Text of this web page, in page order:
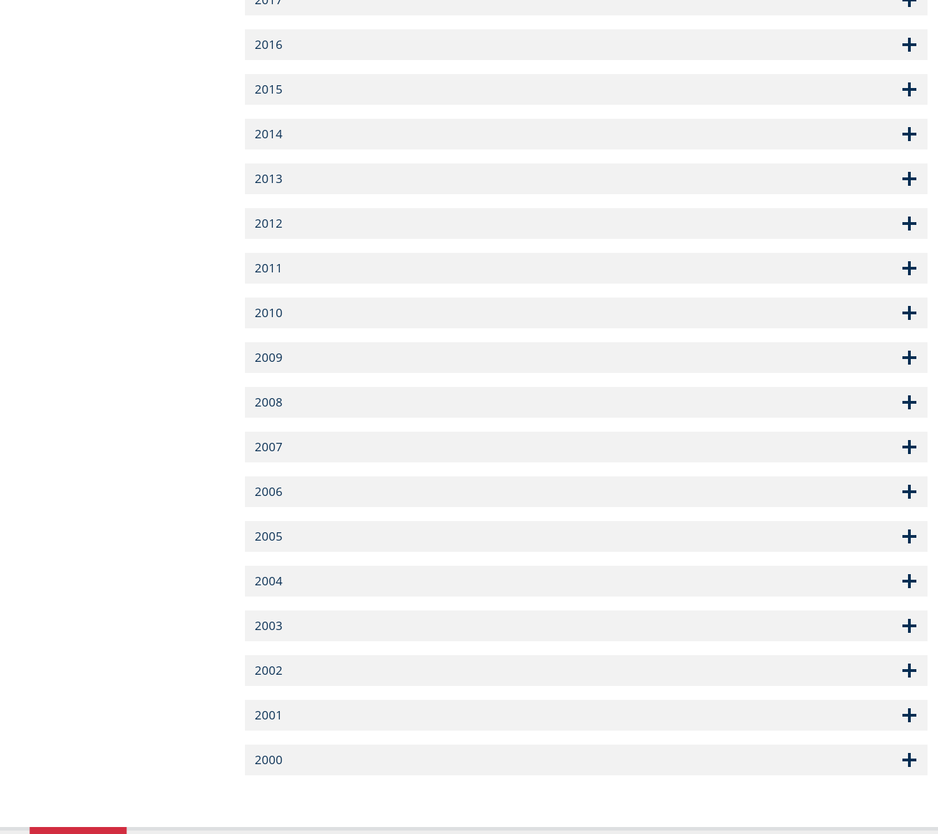
2016
2015
2014
2013
2012
2011
2010
2009
2008
2007
2006
2005
2004
2003
2002
2001
2000